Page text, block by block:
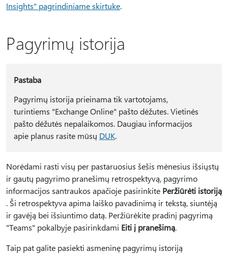
Insights" pagrindiniame skirtuke.
Pagyrimų istorija
Pastaba
Pagyrimų istorija prieinama tik vartotojams,
turintiems "Exchange Online" pašto dėžutes. Vietinės
pašto dėžutės nepalaikomos. Daugiau informacijos
apie planus rasite mūsų DUK.
Norėdami rasti visų per pastaruosius šešis mėnesius išsiųstų
ir gautų pagyrimo pranešimų retrospektyvą, pagyrimo
informacijos santraukos apačioje pasirinkite Peržiūrėti istoriją
. Ši retrospektyva apima laiško pavadinimą ir tekstą, siuntėją
ir gavėją bei išsiuntimo datą. Peržiūrėkite pradinį pagyrimą
"Teams" pokalbyje pasirinkdami Eiti į pranešimą.
Taip pat galite pasiekti asmeninę pagyrimų istoriją